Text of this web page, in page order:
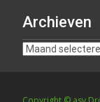
Archieven